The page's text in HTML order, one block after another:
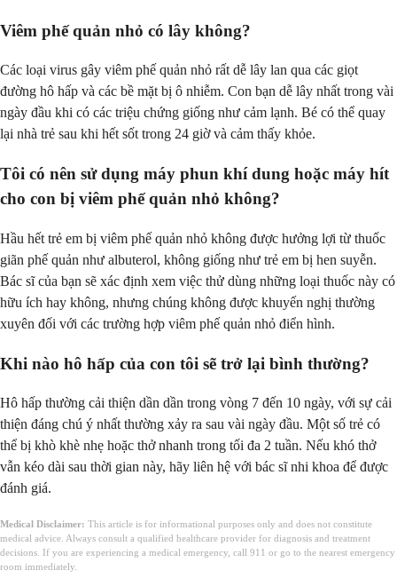
Viêm phế quản nhỏ có lây không?
Các loại virus gây viêm phế quản nhỏ rất dễ lây lan qua các giọt
đường hô hấp và các bề mặt bị ô nhiễm. Con bạn dễ lây nhất trong vài
ngày đầu khi có các triệu chứng giống như cảm lạnh. Bé có thể quay
lại nhà trẻ sau khi hết sốt trong 24 giờ và cảm thấy khỏe.
Tôi có nên sử dụng máy phun khí dung hoặc máy hít
cho con bị viêm phế quản nhỏ không?
Hầu hết trẻ em bị viêm phế quản nhỏ không được hưởng lợi từ thuốc
giãn phế quản như albuterol, không giống như trẻ em bị hen suyễn.
Bác sĩ của bạn sẽ xác định xem việc thử dùng những loại thuốc này có
hữu ích hay không, nhưng chúng không được khuyến nghị thường
xuyên đối với các trường hợp viêm phế quản nhỏ điển hình.
Khi nào hô hấp của con tôi sẽ trở lại bình thường?
Hô hấp thường cải thiện dần dần trong vòng 7 đến 10 ngày, với sự cải
thiện đáng chú ý nhất thường xảy ra sau vài ngày đầu. Một số trẻ có
thể bị khò khè nhẹ hoặc thở nhanh trong tối đa 2 tuần. Nếu khó thở
vẫn kéo dài sau thời gian này, hãy liên hệ với bác sĩ nhi khoa để được
đánh giá.
Medical Disclaimer: This article is for informational purposes only and does not constitute
medical advice. Always consult a qualified healthcare provider for diagnosis and treatment
decisions. If you are experiencing a medical emergency, call 911 or go to the nearest emergency
room immediately.